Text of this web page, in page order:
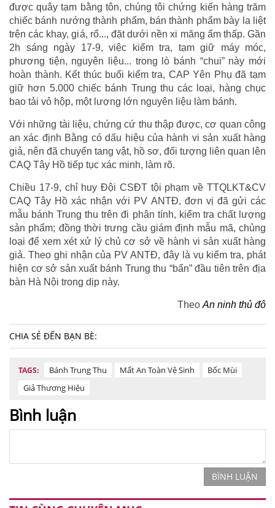
được quây tạm bằng tôn, chúng tôi chứng kiến hàng trăm
chiếc bánh nướng thành phẩm, bán thành phẩm bày la liệt
trên các khay, giá, rổ..., đặt dưới nền xi măng ẩm thấp. Gần
2h sáng ngày 17-9, việc kiểm tra, tạm giữ máy móc,
phương tiện, nguyên liệu... trong lò bánh “chui” này mới
hoàn thành. Kết thúc buổi kiểm tra, CAP Yên Phụ đã tạm
giữ hơn 5.000 chiếc bánh Trung thu các loại, hàng chục
bao tải vỏ hộp, một lượng lớn nguyên liệu làm bánh.
Với những tài liệu, chứng cứ thu thập được, cơ quan công
an xác định Bằng có dấu hiệu của hành vi sản xuất hàng
giả, nên đã chuyển tang vật, hồ sơ, đối tượng liên quan lên
CAQ Tây Hồ tiếp tục xác minh, làm rõ.
Chiều 17-9, chỉ huy Đội CSĐT tội phạm về TTQLKT&CV
CAQ Tây Hồ xác nhận với PV ANTĐ, đơn vị đã gửi các
mẫu bánh Trung thu trên đi phân tính, kiểm tra chất lượng
sản phẩm; đồng thời trưng cầu giám định mẫu mã, chủng
loại để xem xét xử lý chủ cơ sở về hành vi sản xuất hàng
giả. Theo ghi nhận của PV ANTĐ, đây là vụ kiểm tra, phát
hiện cơ sở sản xuất bánh Trung thu “bẩn” đầu tiên trên địa
bàn Hà Nội trong dịp này.
Theo An ninh thủ đô
CHIA SẺ ĐẾN BẠN BÈ:
TAGS: Bánh Trung Thu Mất An Toàn Vệ Sinh
Bốc Mùi
Giả Thương Hiệu
Bình luận
BÌNH LUẬN